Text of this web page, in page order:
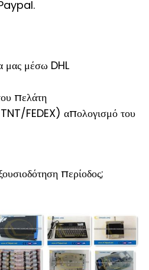
μας μέσω DHL
πελάτη
FEDEX) απολογισμό του
περίοδος;